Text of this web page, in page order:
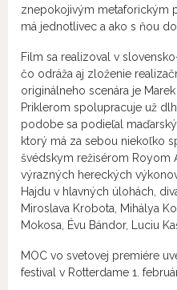
znepokojivým metaforickým
má jednotlivec a ako s ňou
Film sa realizoval v
čo odráža aj zloženie
originálneho scenára je
Priklerom spolupracuje už
podobe sa podieľal
ktorý má za sebou niekoľko
švédskym režisérom Royom
výrazných hereckých
Hajdu v hlavných úlohách,
Miroslava Krobota, Mihálya
Mokosa, Évu Bándor, Luciu
MOC vo svetovej premiére
festival v Rotterdame 1.